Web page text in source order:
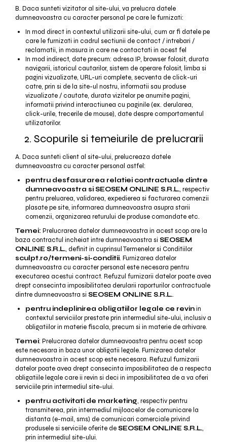
B. Daca sunteti vizitator al site-ului, va prelucra datele
dumneavoastra cu caracter personal pe care le furnizati:
In mod direct in contextul utilizarii site-ului, cum ar fi datele pe
care le furnizati in cadrul sectiunii de contact / intrebari /
reclamatii, in masura in care ne contactati in acest fel
In mod indirect, date precum: adresa IP, browser folosit, durata
navigarii, istoricul cautarilor, sistem de operare folosit, limba si
pagini vizualizate, URL-uri complete, secventa de click-uri
catre, prin si de la site-ul nostru, informatii sau produse
vizualizate / cautate, durata vizitelor pe anumite pagini,
informatii privind interactiunea cu paginile (ex. derularea,
click-urile, trecerile de mouse), date despre comportamentul
utilizatorilor.
2. Scopurile si temeiurile de prelucrarii
A. Daca sunteti client al site-ului, prelucreaza datele
dumneavoastra cu caracter personal astfel:
pentru desfasurarea relatiei contractuale dintre
dumneavoastra si SEOSEM ONLINE S.R.L., respectiv
pentru preluarea, validarea, expedierea si facturarea comenzii
plasate pe site, informarea dumneavoastra asupra starii
comenzii, organizarea returului de produse comandate etc.
Temei: Prelucrarea datelor dumneavoastra in acest scop are la
baza contractul incheiat intre dumneavoastra si SEOSEM
ONLINE S.R.L., definit in cuprinsul Termenelor si Conditiilor
sculpt.ro/termeni-si-conditii. Furnizarea datelor
dumneavoastra cu caracter personal este necesara pentru
executarea acestui contract. Refuzul furnizarii datelor poate avea
drept consecinta imposibilitatea derularii raporturilor contractuale
dintre dumneavoastra si SEOSEM ONLINE S.R.L..
pentru indeplinirea obligatiilor legale ce revinin
contextul serviciilor prestate prin intermediul site-ului, inclusiv a
obligatiilor in materie fiscala, precum si in materie de arhivare.
Temei: Prelucrarea datelor dumneavoastra pentru acest scop
este necesara in baza unor obligatii legale. Furnizarea datelor
dumneavoastra in acest scop este necesara. Refuzul furnizarii
datelor poate avea drept consecinta imposibilitatea de a respecta
obligatiile legale care ii revin si deci in imposibilitatea de a va oferi
serviciile prin intermediul site-ului.
pentru activitati de marketing, respectiv pentru
transmiterea, prin intermediul mijloacelor de comunicare la
distanta (e-mail, sms) de comunicari comerciale privind
produsele si serviciile oferite deSEOSEM ONLINE S.R.L.,
prin intermediul site-ului.